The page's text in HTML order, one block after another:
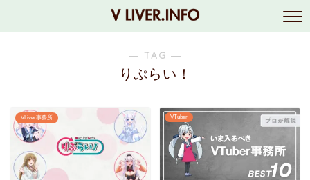
― TAG ―
りぷらい！
VLiver事務所 VTuber